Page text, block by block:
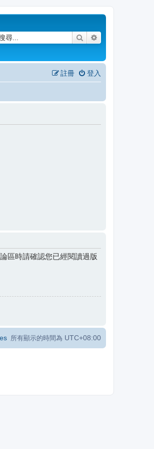
搜尋
登入
註冊
區時請確認您已經閱讀過版
所有顯示的時間為 UTC+08:00